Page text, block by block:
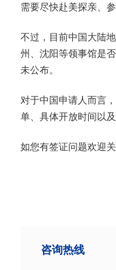
需要尽快赴美探亲、
不过，目前中国大陆
州、沈阳等领事馆是
未公布。
对于中国申请人而言
单、具体开放时间以
如您有签证问题欢迎
咨询热线